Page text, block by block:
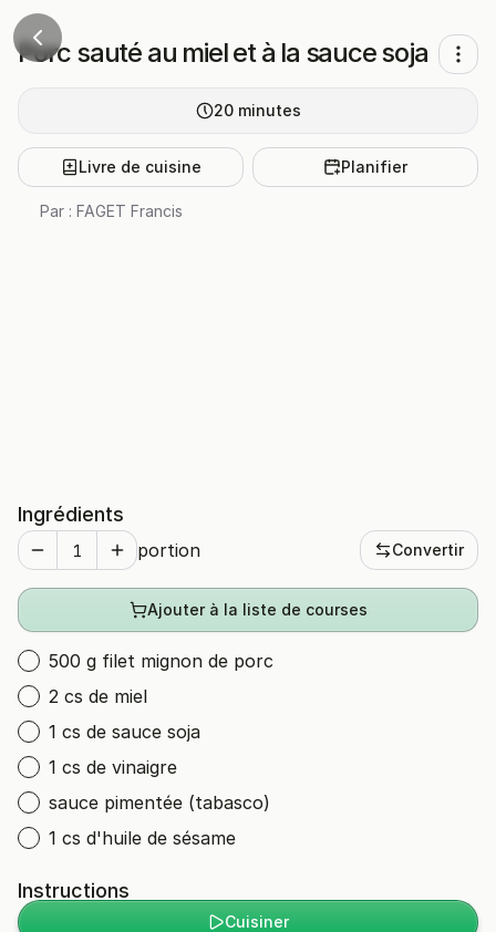
Porc sauté au miel et à la sauce soja
20 minutes
Livre de cuisine Planifier
Par : FAGET Francis
Ingrédients
portion Convertir
Ajouter à la liste de courses
500 g filet mignon de porc
2 cs de miel
1 cs de sauce soja
1 cs de vinaigre
sauce pimentée (tabasco)
1 cs d'huile de sésame
Instructions
Cuisiner